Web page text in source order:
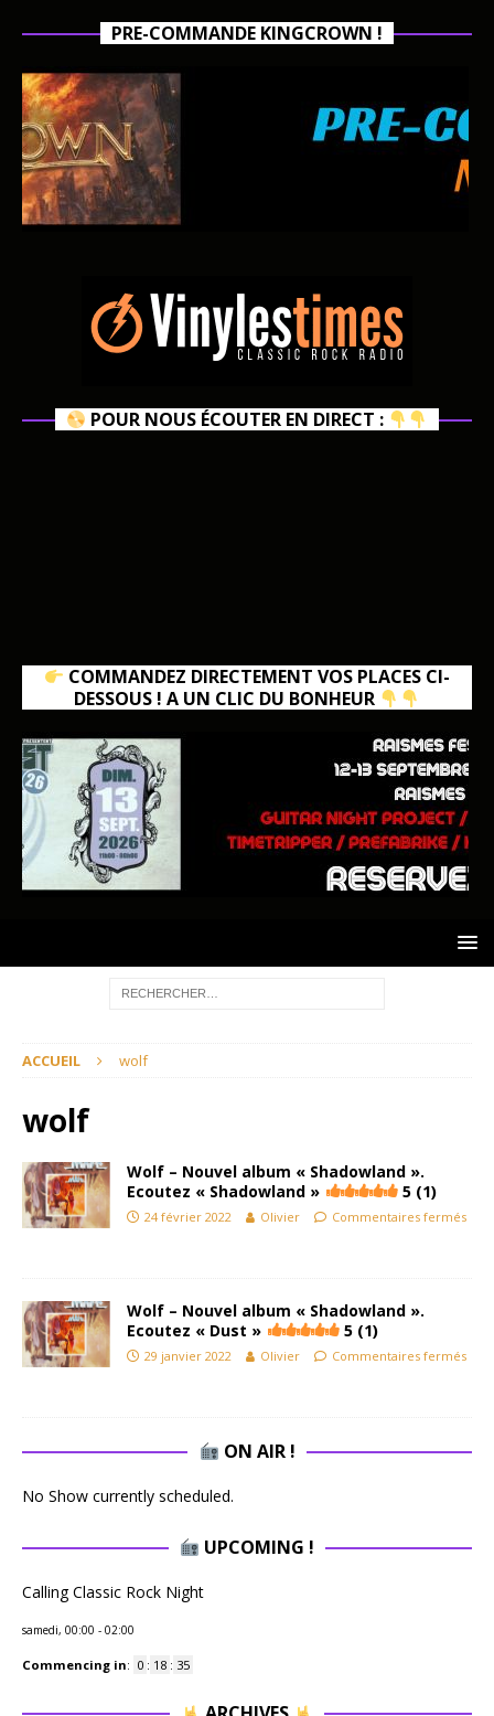
PRE-COMMANDE KINGCROWN !
POUR NOUS ÉCOUTER EN DIRECT :
COMMANDEZ DIRECTEMENT VOS PLACES CI-
DESSOUS ! A UN CLIC DU BONHEUR
ACCUEIL wolf
wolf
Wolf – Nouvel album « Shadowland ».
Ecoutez « Shadowland »
5 (1)
24 février 2022 Olivier Commentaires fermés
Wolf – Nouvel album « Shadowland ».
Ecoutez « Dust »
5 (1)
29 janvier 2022 Olivier Commentaires fermés
ON AIR !
No Show currently scheduled.
UPCOMING !
Calling Classic Rock Night
samedi, 00:00 - 02:00
Commencing in: 0 : 18 : 35